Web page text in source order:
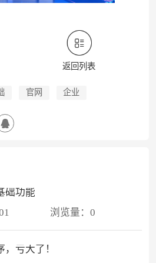
返回列表
官网 企业
础功能
浏览量：0
亏大了！